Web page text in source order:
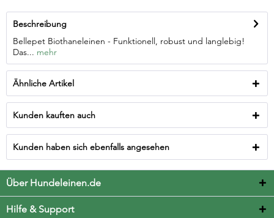
Beschreibung
Bellepet Biothaneleinen - Funktionell, robust und langlebig!
Das... mehr
Ähnliche Artikel
Kunden kauften auch
Kunden haben sich ebenfalls angesehen
Über Hundeleinen.de
Hilfe & Support